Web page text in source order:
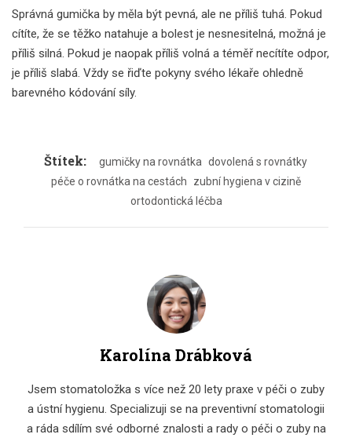
Správná gumička by měla být pevná, ale ne příliš tuhá. Pokud
cítíte, že se těžko natahuje a bolest je nesnesitelná, možná je
příliš silná. Pokud je naopak příliš volná a téměř necítíte odpor,
je příliš slabá. Vždy se řiďte pokyny svého lékaře ohledně
barevného kódování síly.
Štítek: gumičky na rovnátka dovolená s rovnátky
péče o rovnátka na cestách
zubní hygiena v cizině
ortodontická léčba
Karolína Drábková
Jsem stomatoložka s více než 20 lety praxe v péči o zuby
a ústní hygienu. Specializuji se na preventivní stomatologii
a ráda sdílím své odborné znalosti a rady o péči o zuby na